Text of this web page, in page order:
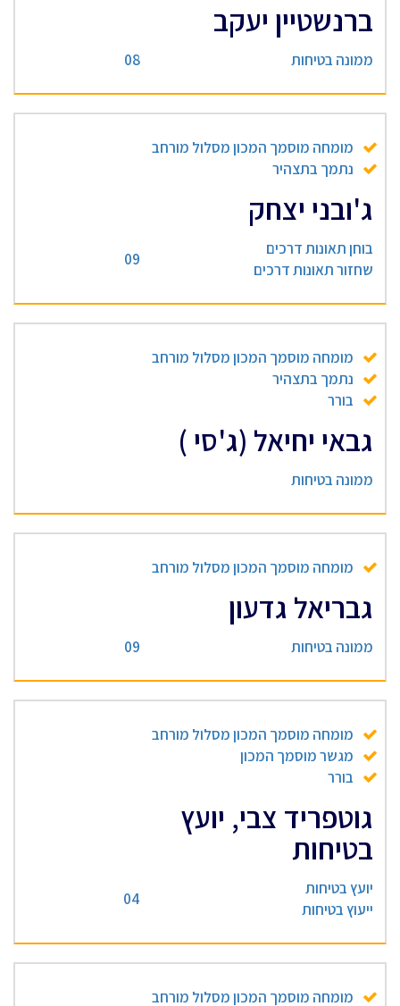
ברנשטיין יעקב
ממונה בטיחות 08
מומחה מוסמך המכון מסלול מורחב
נתמך בתצהיר
ג'ובני יצחק
בוחן תאונות דרכים
שחזור תאונות דרכים
09
מומחה מוסמך המכון מסלול מורחב
נתמך בתצהיר
בורר
גבאי יחיאל (ג'סי )
ממונה בטיחות
מומחה מוסמך המכון מסלול מורחב
גבריאל גדעון
ממונה בטיחות 09
מומחה מוסמך המכון מסלול מורחב
מגשר מוסמך המכון
בורר
גוטפריד צבי, יועץ
בטיחות
יועץ בטיחות
ייעוץ בטיחות
04
מומחה מוסמך המכון מסלול מורחב